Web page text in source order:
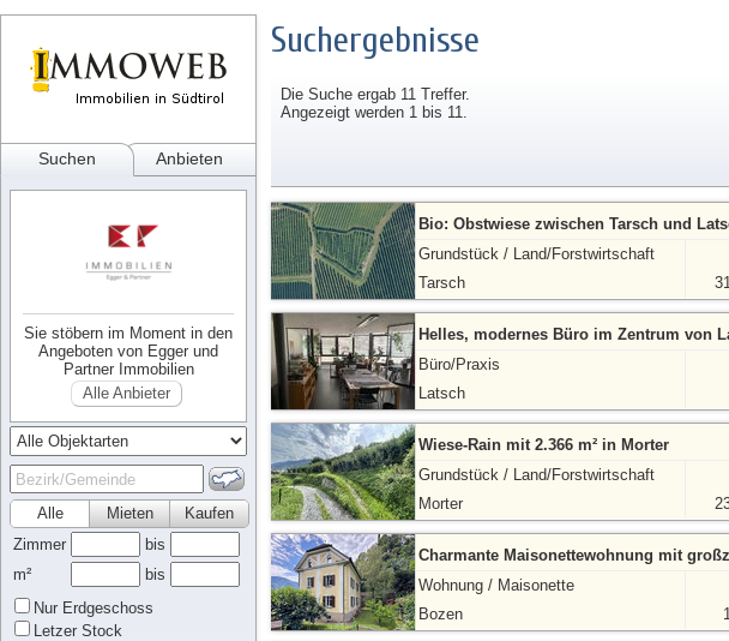
Suchen Anbieten
Sie stöbern im Moment in den
Angeboten von Egger und
Partner Immobilien
Alle Anbieter
Alle Kaufen
Mieten
Zimmer
bis
m²
bis
Nur Erdgeschoss
Letzer Stock
Suchergebnisse
Die Suche ergab 11 Treffer.
Angezeigt werden 1 bis 11.
Bio: Obstwiese zwischen Tarsch und
Grundstück / Land/Forstwirtschaft
Tarsch
Helles, modernes Büro im Zentrum von
Büro/Praxis
Latsch
Wiese-Rain mit 2.366 m² in Morter
Grundstück / Land/Forstwirtschaft
Morter
Charmante Maisonettewohnung mit
Wohnung / Maisonette
Bozen